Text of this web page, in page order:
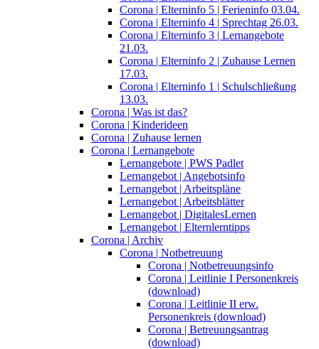
Corona | Elterninfo 5 | Ferieninfo 03.04.
Corona | Elterninfo 4 | Sprechtag 26.03.
Corona | Elterninfo 3 | Lernangebote
21.03.
Corona | Elterninfo 2 | Zuhause Lernen
17.03.
Corona | Elterninfo 1 | Schulschließung
13.03.
Corona | Was ist das?
Corona | Kinderideen
Corona | Zuhause lernen
Corona | Lernangebote
Lernangebote | PWS Padlet
Lernangebot | Angebotsinfo
Lernangebot | Arbeitspläne
Lernangebot | Arbeitsblätter
Lernangebot | DigitalesLernen
Lernangebot | Elternlerntipps
Corona | Archiv
Corona | Notbetreuung
Corona | Notbetreuungsinfo
Corona | Leitlinie I Personenkreis
(download)
Corona | Leitlinie II erw.
Personenkreis (download)
Corona | Betreuungsantrag
(download)